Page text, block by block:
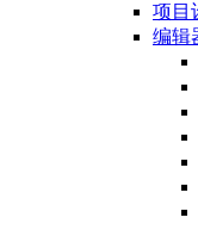
项目
编辑